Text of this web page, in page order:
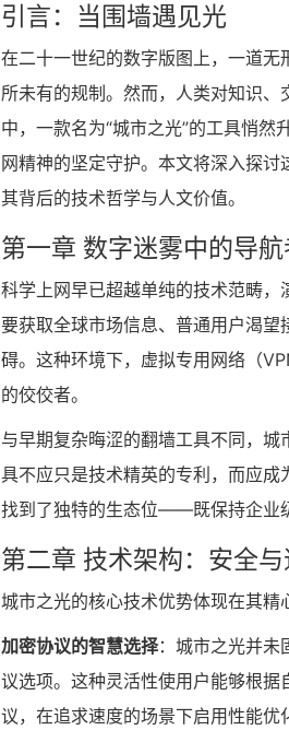
引言：当围墙遇见光
在二十一世纪的数字版图上，一道
所未有的规制。然而，人类对知识
中，一款名为“城市之光”的工具悄
网精神的坚定守护。本文将深入探
其背后的技术哲学与人文价值。
第一章 数字迷雾中的导
科学上网早已超越单纯的技术范畴
要获取全球市场信息、普通用户渴
碍。这种环境下，虚拟专用网络（
的佼佼者。
与早期复杂晦涩的翻墙工具不同，
具不应只是技术精英的专利，而应
找到了独特的生态位——既保持企业
第二章 技术架构：安全
城市之光的核心技术优势体现在其精
加密协议的智慧选择：城市之光并未
议选项。这种灵活性使用户能够根
议，在追求速度的场景下启用性能优